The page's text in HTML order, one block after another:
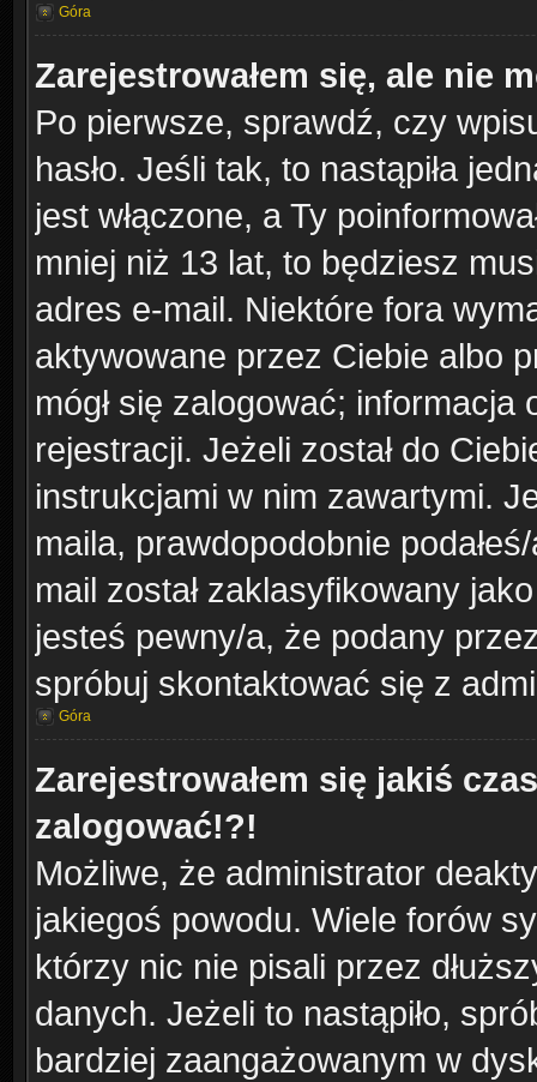
Góra
Zarejestrowałem się, ale nie
Po pierwsze, sprawdź, czy
hasło. Jeśli tak, to nastąpiła
jest włączone, a Ty
mniej niż 13 lat, to będziesz
adres e-mail. Niektóre fora
aktywowane przez Ciebie albo
mógł się zalogować;
rejestracji. Jeżeli został do
instrukcjami w nim zawartymi.
maila, prawdopodobnie
mail został zaklasyfikowany
jesteś pewny/a, że podany
spróbuj skontaktować się z
Góra
Zarejestrowałem się jakiś
zalogować!?!
Możliwe, że administrator
jakiegoś powodu. Wiele forów
którzy nic nie pisali przez
danych. Jeżeli to nastąpiło,
bardziej zaangażowanym w